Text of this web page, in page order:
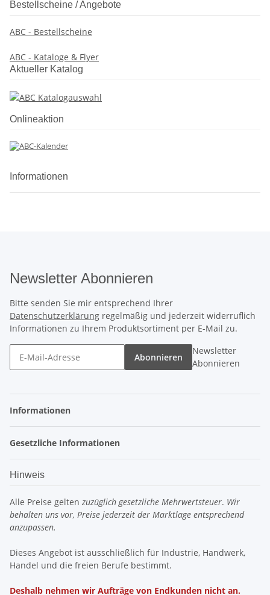
Bestellscheine / Angebote
ABC - Bestellscheine
ABC - Kataloge & Flyer
Aktueller Katalog
Onlineaktion
Informationen
Newsletter Abonnieren
Bitte senden Sie mir entsprechend Ihrer
Datenschutzerklärung regelmäßig und jederzeit widerruflich
Informationen zu Ihrem Produktsortiment per E-Mail zu.
Abonnieren
Newsletter
Abonnieren
Informationen
Gesetzliche Informationen
Hinweis
Alle Preise gelten zuzüglich gesetzliche Mehrwertsteuer. Wir
behalten uns vor, Preise jederzeit der Marktlage entsprechend
anzupassen.
Dieses Angebot ist ausschließlich für Industrie, Handwerk,
Handel und die freien Berufe bestimmt.
Deshalb nehmen wir Aufträge von Endkunden nicht an.